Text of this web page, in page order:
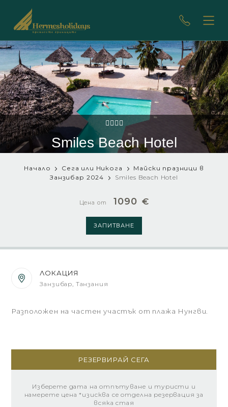
Smiles Beach Hotel
Начало Сега или Никога
Майски празници в
Занзибар 2024
Smiles Beach Hotel
Цена от 1090 €
ЗАПИТВАНЕ
ЛОКАЦИЯ
Занзибар, Танзания
Разположен на частен участък от плажа Нунгви.
РЕЗЕРВИРАЙ СЕГА
Изберете дата на отпътуване и туристи и
намерете цена *изисква се отделна резервация за
всяка стая